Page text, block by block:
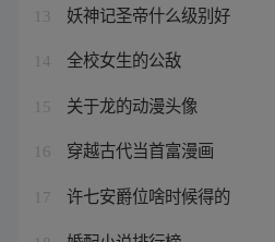
13 妖神记圣帝什么级别好
14 全校女生的公敌
15 关于龙的动漫头像
16 穿越古代当首富漫画
17 许七安爵位啥时候得的